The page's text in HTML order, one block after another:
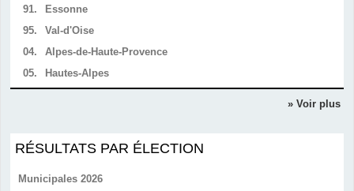
91.
Essonne
95.
Val-d'Oise
04.
Alpes-de-Haute-Provence
05.
Hautes-Alpes
» Voir plus
RÉSULTATS PAR ÉLECTION
Municipales 2026